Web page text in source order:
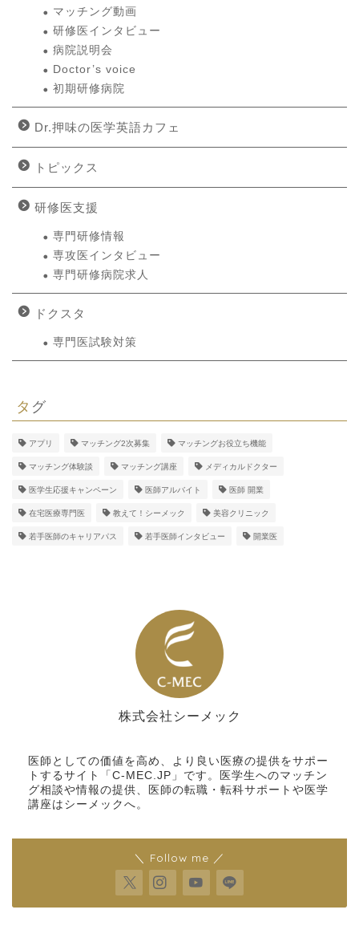
マッチング動画
研修医インタビュー
病院説明会
Doctor’s voice
初期研修病院
Dr.押味の医学英語カフェ
トピックス
研修医支援
専門研修情報
専攻医インタビュー
専門研修病院求人
ドクスタ
専門医試験対策
タグ
アプリ マッチング2次募集 マッチングお役立ち機能
マッチング体験談 マッチング講座 メディカルドクター
医学生応援キャンペーン 医師アルバイト 医師 開業
在宅医療専門医 教えて！シーメック 美容クリニック
若手医師のキャリアパス 若手医師インタビュー 開業医
株式会社シーメック
医師としての価値を高め、より良い医療の提供をサポー
トするサイト「C-MEC.JP」です。医学生へのマッチン
グ相談や情報の提供、医師の転職・転科サポートや医学
講座はシーメックへ。
＼ Follow me ／